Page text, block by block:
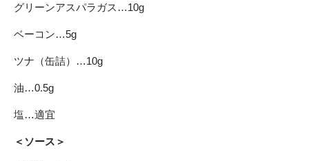
グリーンアスパラガス…10g
ベーコン…5g
ツナ（缶詰）…10g
油…0.5g
塩…適宜
＜ソース＞